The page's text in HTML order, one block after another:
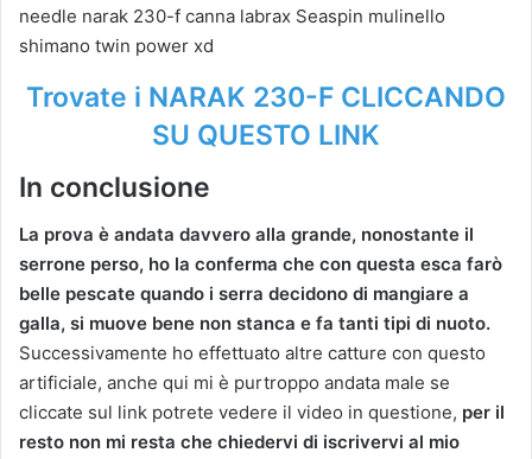
needle narak 230-f canna labrax Seaspin mulinello
shimano twin power xd
Trovate i NARAK 230-F CLICCANDO
SU QUESTO LINK
In conclusione
La prova è andata davvero alla grande, nonostante il
serrone perso, ho la conferma che con questa esca farò
belle pescate quando i serra decidono di mangiare a
galla, si muove bene non stanca e fa tanti tipi di nuoto.
Successivamente ho effettuato altre catture con questo
artificiale, anche qui mi è purtroppo andata male se
cliccate sul link potrete vedere il video in questione, per il
resto non mi resta che chiedervi di iscrivervi al mio